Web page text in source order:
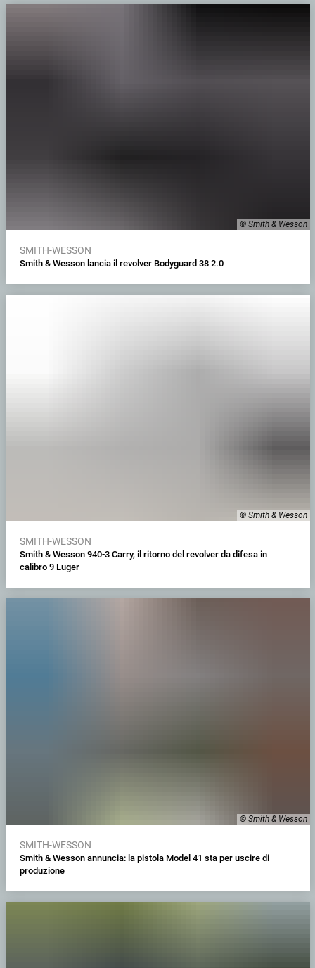
© Smith & Wesson
SMITH-WESSON
Smith & Wesson lancia il revolver Bodyguard 38 2.0
© Smith & Wesson
SMITH-WESSON
Smith & Wesson 940-3 Carry, il ritorno del revolver da difesa in
calibro 9 Luger
© Smith & Wesson
SMITH-WESSON
Smith & Wesson annuncia: la pistola Model 41 sta per uscire di
produzione